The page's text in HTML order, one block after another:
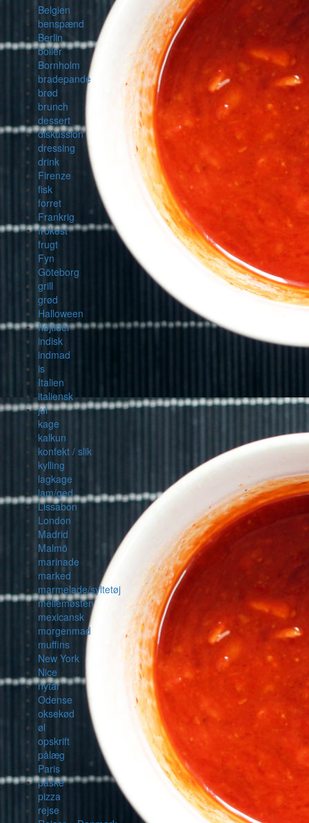
Belgien
benspænd
Berlin
boller
Bornholm
bradepande
brød
brunch
dessert
diskussion
dressing
drink
Firenze
fisk
forret
Frankrig
frokost
frugt
Fyn
Göteborg
grill
grød
Halloween
højtider
indisk
indmad
is
Italien
italiensk
jul
kage
kalkun
konfekt / slik
kylling
lagkage
lam/ged
Lissabon
London
Madrid
Malmö
marinade
marked
marmelade/syltetøj
mellemøsten
mexicansk
morgenmad
muffins
New York
Nice
nytår
Odense
oksekød
øl
opskrift
pålæg
Paris
påske
pizza
rejse